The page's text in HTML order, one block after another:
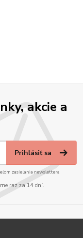
akcie a
Prihlásiť sa
zasielania newslettera.
raz za 14 dní.